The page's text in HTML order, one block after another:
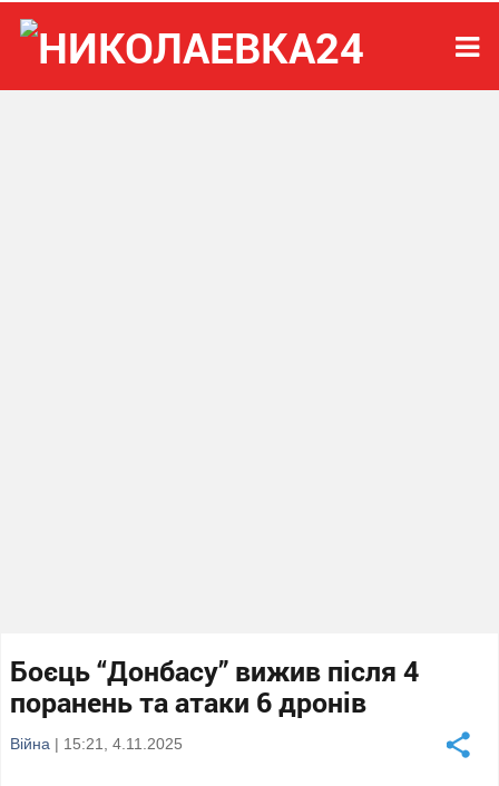
Боєць “Донбасу” вижив після 4
поранень та атаки 6 дронів
Війна | 15:21, 4.11.2025